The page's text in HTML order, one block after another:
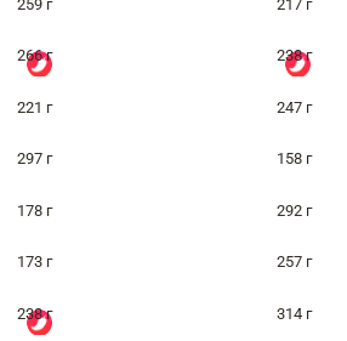
259 г 217 г
266 г 238 г
221 г 247 г
297 г 158 г
178 г 292 г
173 г 257 г
238 г 314 г